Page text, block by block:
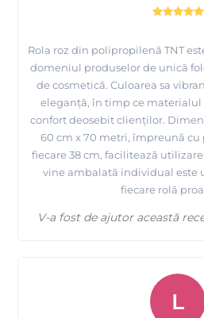
Rola roz din polipropilenă TNT
domeniul produselor de unică
de cosmetică. Culoarea sa
eleganță, în timp ce materialul
confort deosebit clienților.
60 cm x 70 metri, împreună cu
fiecare 38 cm, facilitează
vine ambalată individual este
fiecare rolă
V-a fost de ajutor această
L